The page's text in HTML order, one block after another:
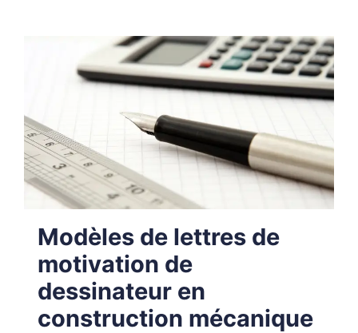
Modèles de lettres de
motivation de
dessinateur en
construction mécanique